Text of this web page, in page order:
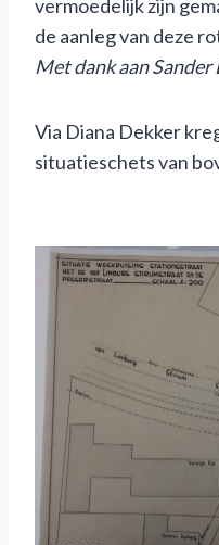
vermoedelijk zijn
de aanleg van deze
Met dank aan
Via Diana Dekker
situatieschets van